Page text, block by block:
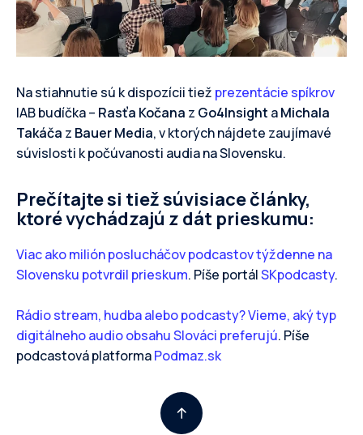
Na stiahnutie sú k dispozícii tiež prezentácie spíkrov
IAB budíčka – Rasťa Kočana z Go4Insight aMichala
Takáča z Bauer Media, v ktorých nájdete zaujímavé
súvislosti k počúvanosti audia na Slovensku.
Prečítajte si tiež súvisiace články,
ktoré vychádzajú z dát prieskumu:
Viac ako milión poslucháčov podcastov týždenne na
Slovensku potvrdil prieskum. Píše portálSKpodcasty.
Rádio stream, hudba alebo podcasty? Vieme, aký typ
digitálneho audio obsahu Slováci preferujú. Píše
podcastová platformaPodmaz.sk